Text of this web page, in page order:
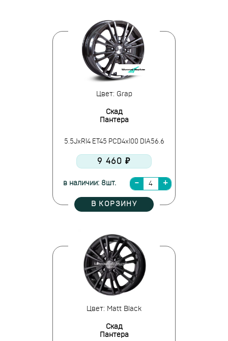
Цвет: Grap
Скад
Пантера
5.5JxR14 ET45 PCD4x100 DIA56.6
9 460 ₽
в наличии: 8шт.
В КОРЗИНУ
Цвет: Matt Black
Скад
Пантера